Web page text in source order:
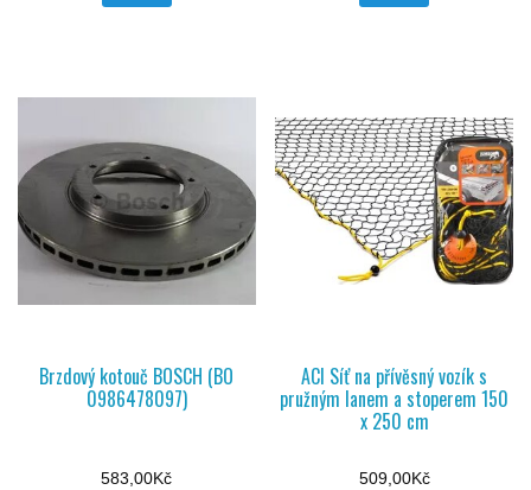
Brzdový kotouč BOSCH (BO
0986478097)
583,00Kč
ACI Síť na přívěsný vozík s
pružným lanem a stoperem 150
x 250 cm
509,00Kč